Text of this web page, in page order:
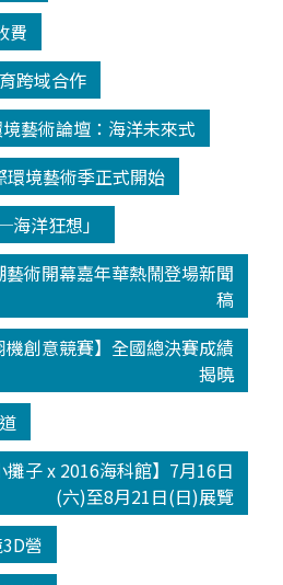
費
跨域合作
藝術論壇：海洋未來式
境藝術季正式開始
洋狂想」
術開幕嘉年華熱鬧登場新聞
稿
機創意競賽】全國總決賽成績
揭曉
攤子 x 2016海科館】7月16日
(六)至8月21日(日)展覽
營